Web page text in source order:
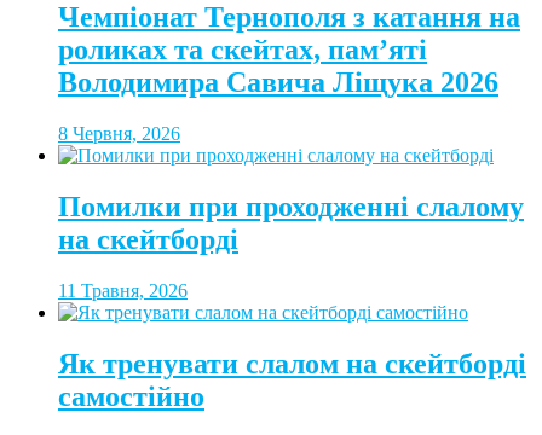
Чемпіонат Тернополя з катання на
роликах та скейтах, пам’яті
Володимира Савича Ліщука 2026
8 Червня, 2026
Помилки при проходженні слалому
на скейтборді
11 Травня, 2026
Як тренувати слалом на скейтборді
самостійно